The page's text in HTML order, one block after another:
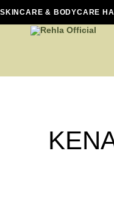
SKINCARE & BODYCARE